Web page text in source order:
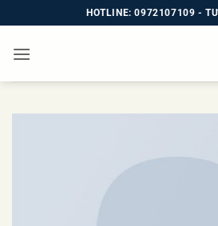
qua
nội
HOTLINE: 0972107109 -